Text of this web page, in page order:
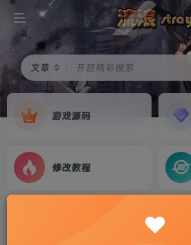
文章 开启精彩搜索
游戏源码
修改教程